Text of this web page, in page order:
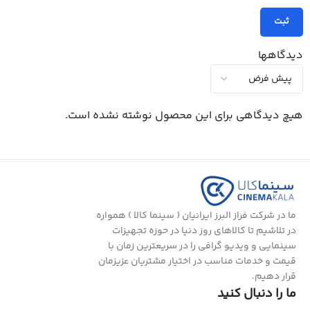
دیدگاهها
هیچ دیدگاهی برای این محصول نوشته نشده است.
ما در شرکت فراز البرز ایرانیان ( سینما کالا ) همواره
در تلاشیم تا کالاهای روز دنیا در حوزه تجهیزات
سینمایی و ویدیو گرافی را در سریعترین زمان با
قیمت و خدمات مناسب در اختیار مشتریان عزیزمان
قرار دهیم.
ما را دنبال کنید